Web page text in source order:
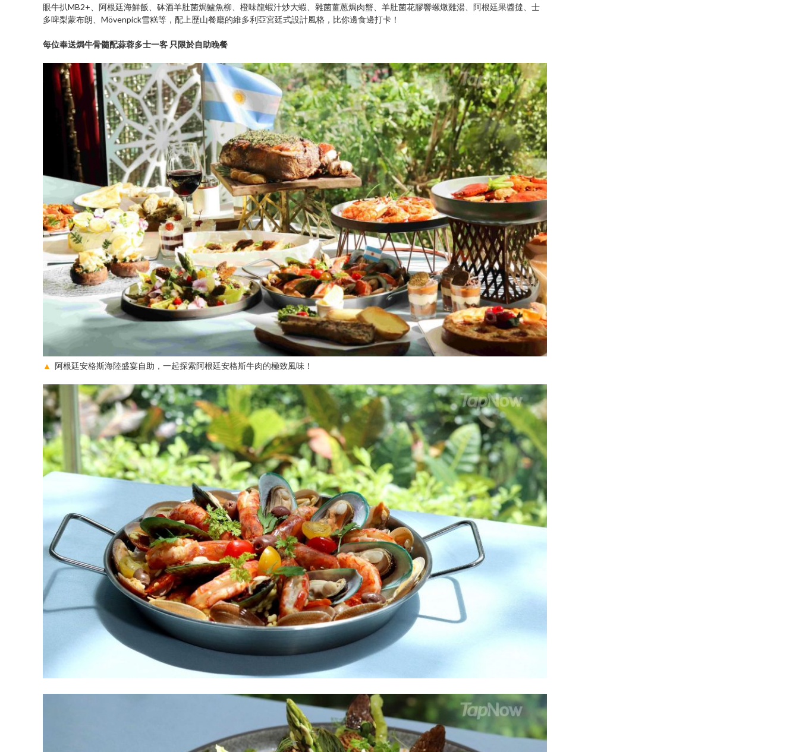
眼牛扒MB2+、阿根廷海鮮飯、砵酒羊肚菌焗鱸魚柳、橙味龍蝦汁炒大蝦、雜菌薑蔥焗肉蟹、羊肚菌花膠響螺燉雞湯、阿根廷果醬撻、士
多啤梨蒙布朗、Mövenpick雪糕等，配上歷山餐廳的維多利亞宮廷式設計風格，比你邊食邊打卡！
每位奉送焗牛骨髓配蒜蓉多士一客 只限於自助晚餐
▲ 阿根廷安格斯海陸盛宴自助，一起探索阿根廷安格斯牛肉的極致風味！